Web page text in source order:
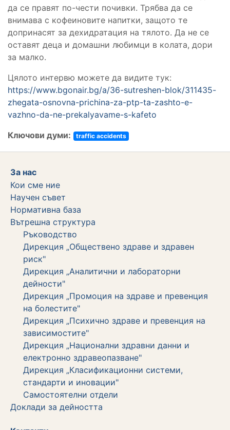
да се правят по-чести почивки. Трябва да се
внимава с кофеиновите напитки, защото те
допринасят за дехидратация на тялото. Да не се
оставят деца и домашни любимци в колата, дори
за малко.
Цялото интервю можете да видите тук:
https://www.bgonair.bg/a/36-sutreshen-blok/311435-
zhegata-osnovna-prichina-za-ptp-ta-zashto-e-
vazhno-da-ne-prekalyavame-s-kafeto
Ключови думи:
traffic accidents
За нас
Кои сме ние
Научен съвет
Нормативна база
Вътрешна структура
Ръководство
Дирекция „Обществено здраве и здравен
риск"
Дирекция „Аналитични и лабораторни
дейности"
Дирекция „Промоция на здраве и превенция
на болестите"
Дирекция „Психично здраве и превенция на
зависимостите"
Дирекция „Национални здравни данни и
електронно здравеопазване"
Дирекция „Класификационни системи,
стандарти и иновации"
Самостоятелни отдели
Дoклади за дейността